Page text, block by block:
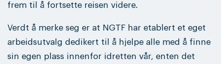
frem til å fortsette reisen videre.
Verdt å merke seg er at NGTF har etablert et eget
arbeidsutvalg dedikert til å hjelpe alle med å finne
sin egen plass innenfor idretten vår, enten det